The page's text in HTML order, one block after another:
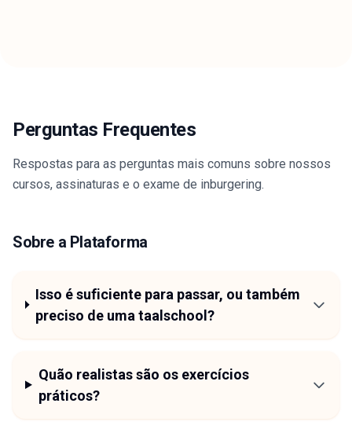
Perguntas Frequentes
Respostas para as perguntas mais comuns sobre nossos
cursos, assinaturas e o exame de inburgering.
Sobre a Plataforma
Isso é suficiente para passar, ou também
preciso de uma taalschool?
Quão realistas são os exercícios
práticos?